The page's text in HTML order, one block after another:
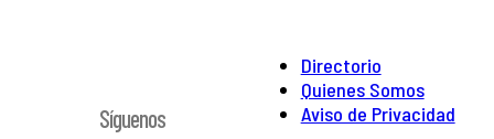
Directorio
Quienes Somos
Aviso de Privacidad
Síguenos